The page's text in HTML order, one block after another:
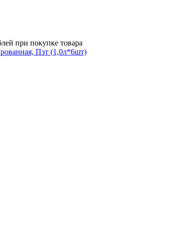
при покупке товара
Пэт (1,0л*6шт)